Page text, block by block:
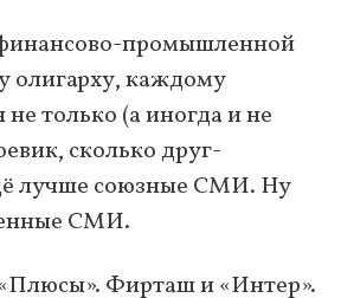
промышленной
олигарху, каждому
только (а иногда и не
сколько друг-
лучше союзные СМИ. Ну
СМИ.
Фирташ и «Интер».